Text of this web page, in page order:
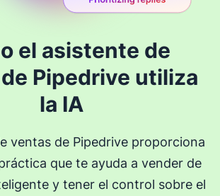
el asistente de
Pipedrive utiliza
la IA
ventas de Pipedrive proporciona
que te ayuda a vender de
y tener el control sobre el